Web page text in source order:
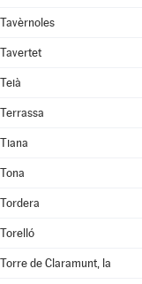
Tavèrnoles
Tavertet
Teià
Terrassa
Tiana
Tona
Tordera
Torelló
Torre de Claramunt, la